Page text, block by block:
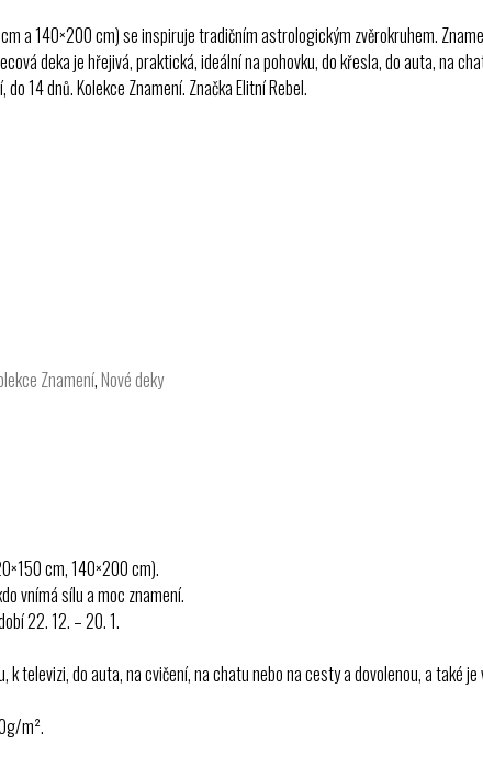
a 140×200 cm) se inspiruje tradičním astrologickým zvěrokruhem.
deka je hřejivá, praktická, ideální na pohovku, do křesla, do auta, na
14 dnů. Kolekce Znamení. Značka Elitní Rebel.
Znamení,Nové deky
cm, 140×200 cm).
vnímá sílu a moc znamení.
22. 12. – 20. 1.
k televizi, do auta, na cvičení, na chatu nebo na cesty a dovolenou, a také je
m².